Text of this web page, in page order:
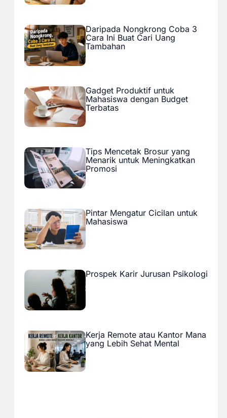
Daripada Nongkrong Coba 3
Cara Ini Buat Cari Uang
Tambahan
Gadget Produktif untuk
Mahasiswa dengan Budget
Terbatas
Tips Mencetak Brosur yang
Menarik untuk Meningkatkan
Promosi
Pintar Mengatur Cicilan untuk
Mahasiswa
Prospek Karir Jurusan Psikologi
Kerja Remote atau Kantor Mana
yang Lebih Sehat Mental